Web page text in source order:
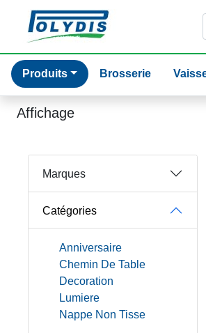
Produits Brosserie
Affichage
Marques
Catégories
Anniversaire
Chemin De Table
Decoration
Lumiere
Nappe Non Tisse